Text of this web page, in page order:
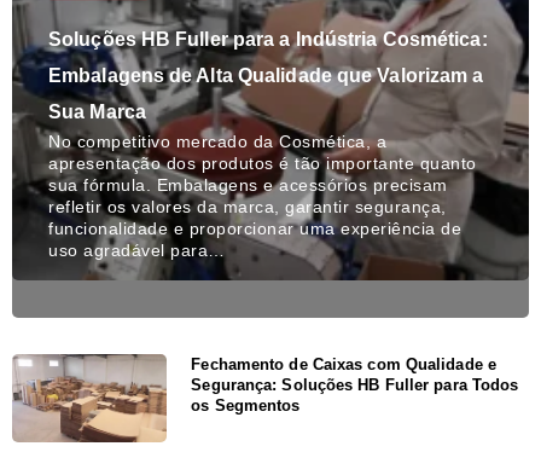
Soluções HB Fuller para a Indústria Cosmética:
Embalagens de Alta Qualidade que Valorizam a
Sua Marca
No competitivo mercado da Cosmética, a
apresentação dos produtos é tão importante quanto
sua fórmula. Embalagens e acessórios precisam
refletir os valores da marca, garantir segurança,
funcionalidade e proporcionar uma experiência de
uso agradável para…
Fechamento de Caixas com Qualidade e
Segurança: Soluções HB Fuller para Todos
os Segmentos